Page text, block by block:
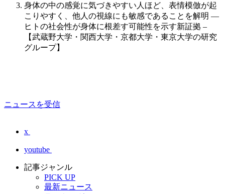
身体の中の感覚に気づきやすい人ほど、表情模倣が起
こりやすく、他人の視線にも敏感であることを解明 —
ヒトの社会性が身体に根差す可能性を示す新証拠 –
【武蔵野大学・関西大学・京都大学・東京大学の研究
グループ】
ニュースを受信
x
youtube
記事ジャンル
PICK UP
最新ニュース